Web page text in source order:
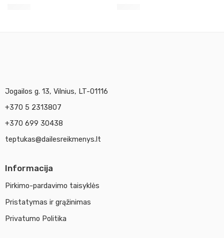
Jogailos g. 13, Vilnius, LT-01116
+370 5 2313807
+370 699 30438
teptukas@dailesreikmenys.lt
Informacija
Pirkimo-pardavimo taisyklės
Pristatymas ir grąžinimas
Privatumo Politika